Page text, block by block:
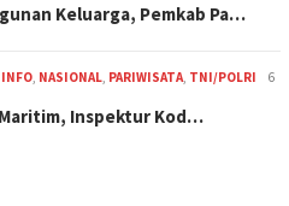
Keluarga, Pemkab Pa…
INFO NASIONAL PARIWISATA TNI/POLRI
6
Inspektur Kod…